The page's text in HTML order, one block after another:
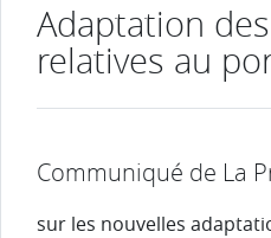
Adaptation
relatives au
Communiqué de La
sur les nouvelles